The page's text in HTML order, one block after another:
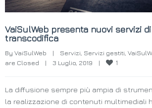
VaiSulWeb presenta nuovi servizi
transcodifica
By VaiSulWeb | Servizi Servizi gestiti
are Closed
| 3 Luglio, 2019 | 1
La diffusione sempre più ampia di
la realizzazione di contenuti multimediali